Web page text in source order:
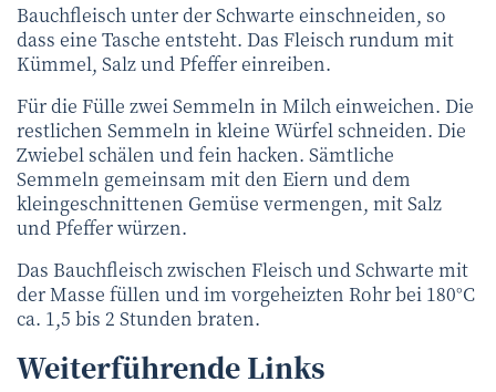
Bauchfleisch unter der Schwarte einschneiden, so
dass eine Tasche entsteht. Das Fleisch rundum mit
Kümmel, Salz und Pfeffer einreiben.
Für die Fülle zwei Semmeln in Milch einweichen. Die
restlichen Semmeln in kleine Würfel schneiden. Die
Zwiebel schälen und fein hacken. Sämtliche
Semmeln gemeinsam mit den Eiern und dem
kleingeschnittenen Gemüse vermengen, mit Salz
und Pfeffer würzen.
Das Bauchfleisch zwischen Fleisch und Schwarte mit
der Masse füllen und im vorgeheizten Rohr bei 180°C
ca. 1,5 bis 2 Stunden braten.
Weiterführende Links